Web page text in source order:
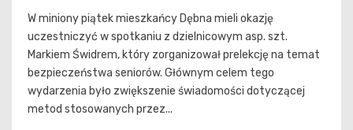
W miniony piątek mieszkańcy Dębna mieli okazję
uczestniczyć w spotkaniu z dzielnicowym asp. szt.
Markiem Świdrem, który zorganizował prelekcję na temat
bezpieczeństwa seniorów. Głównym celem tego
wydarzenia było zwiększenie świadomości dotyczącej
metod stosowanych przez...